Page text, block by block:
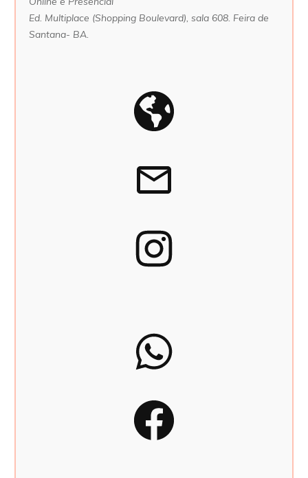
Ed. Multiplace (Shopping Boulevard), sala 608. Feira de
Santana- BA.